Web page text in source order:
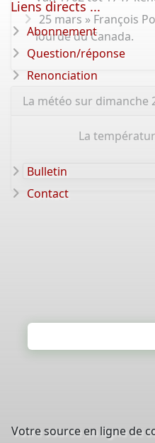
25 mars » François
lourde du Canada.
La météo sur dimanche
La
Liens directs ...
Abonnement
Question/réponse
Renonciation
Bulletin
Contact
Votre source en ligne de